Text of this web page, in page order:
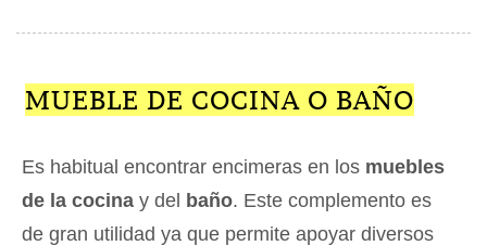
MUEBLE DE COCINA O BAÑO
Es habitual encontrar encimeras en los muebles
de la cocina y del baño. Este complemento es
de gran utilidad ya que permite apoyar diversos